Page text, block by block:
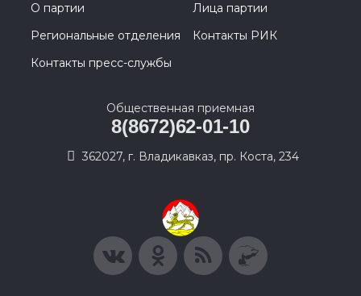
О партии
Лица партии
Региональные отделения
Контакты РИК
Контакты пресс-службы
Общественная приемная
8(8672)62-01-10
362027, г. Владикавказ, пр. Коста, 234